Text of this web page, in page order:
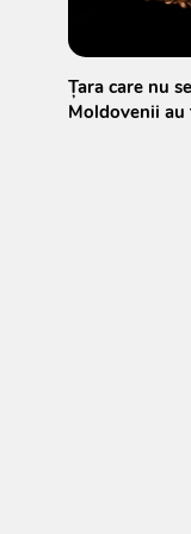
Țara care nu
Moldovenii au